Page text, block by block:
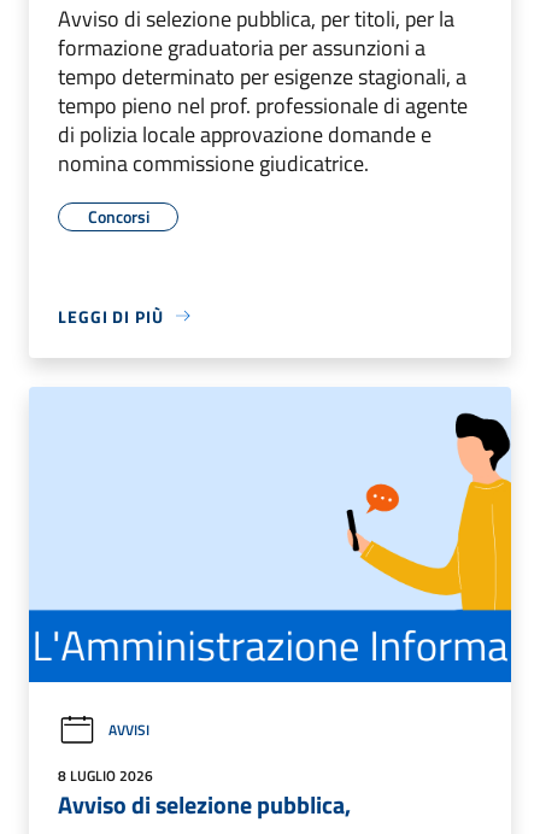
Avviso di selezione pubblica, per titoli, per la
formazione graduatoria per assunzioni a
tempo determinato per esigenze stagionali, a
tempo pieno nel prof. professionale di agente
di polizia locale approvazione domande e
nomina commissione giudicatrice.
Concorsi
LEGGI DI PIÙ
AVVISI
8 LUGLIO 2026
Avviso di selezione pubblica,